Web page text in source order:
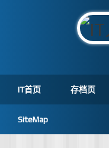
IT首页 存档页
SiteMap